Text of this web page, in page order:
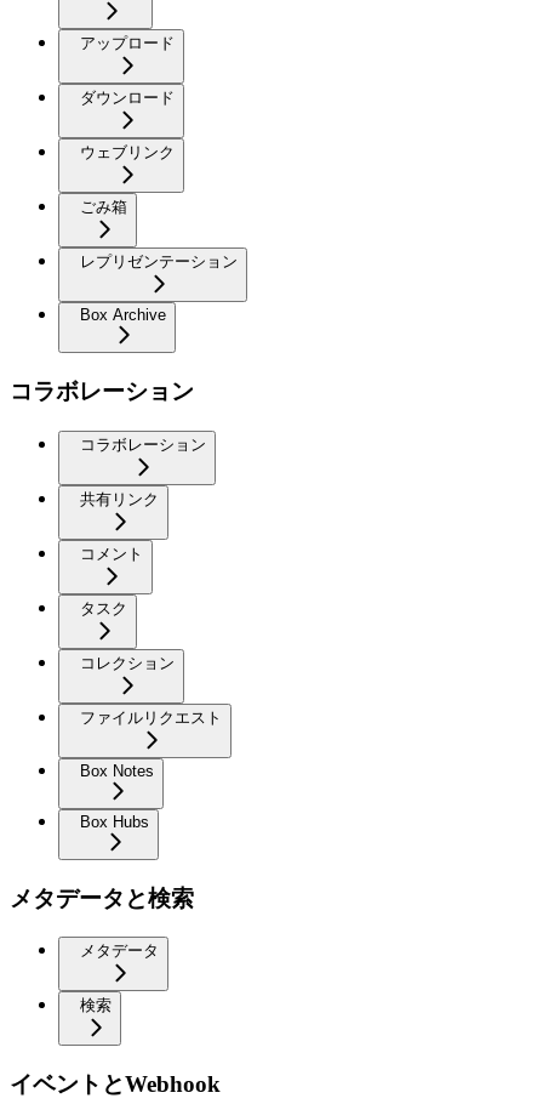
アップロード
ダウンロード
ウェブリンク
ごみ箱
レプリゼンテーション
Box Archive
コラボレーション
コラボレーション
共有リンク
コメント
タスク
コレクション
ファイルリクエスト
Box Notes
Box Hubs
メタデータと検索
メタデータ
検索
イベントとWebhook